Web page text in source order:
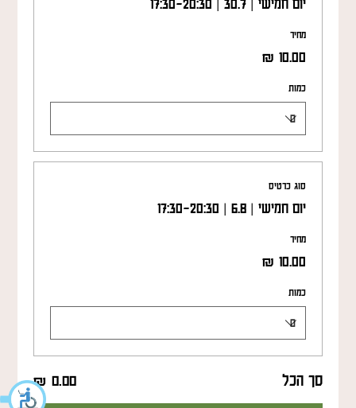
מחיר
כמות
סוג כרטיס
יום חמישי | 6.8 | 17:30-20:30
מחיר
כמות
סך הכל